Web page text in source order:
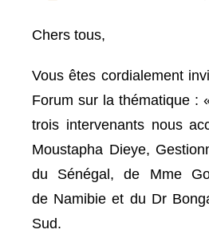
Chers tous,
Vous êtes cordialement
Forum sur la thématique :
trois intervenants nous
Moustapha Dieye,
du
Sénégal, de Mme
de Namibie et du Dr
Sud.